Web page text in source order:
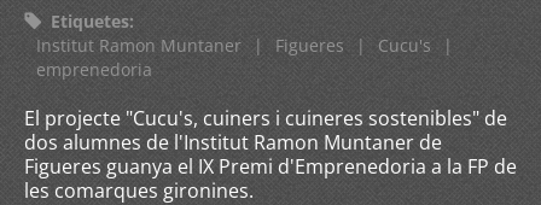
Etiquetes:
Institut Ramon Muntaner
| Figueres | Cucu's
|
emprenedoria
El projecte "Cucu's, cuiners i cuineres sostenibles" de
dos alumnes de l'Institut Ramon Muntaner de
Figueres guanya el IX Premi d'Emprenedoria a la FP de
les comarques gironines.